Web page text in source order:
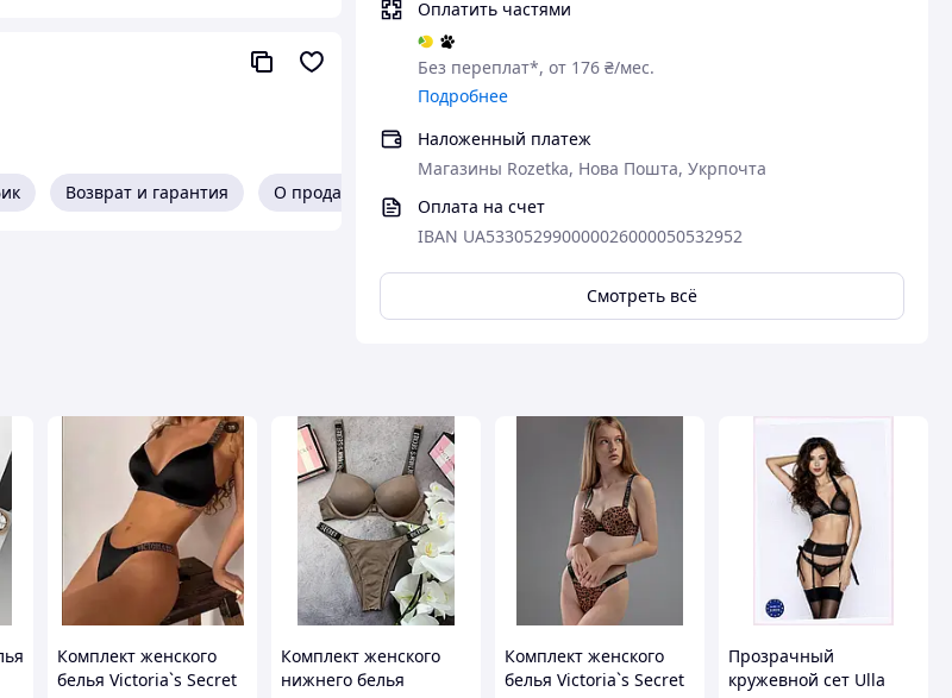
Оплатить частями
Без переплат*, от 176 ₴/мес.
Подробнее
Наложенный платеж
Магазины Rozetka, Нова Пошта, Укрпочта
Оплата на счет
IBAN UA533052990000026000050532952
Смотреть всё
Возврат и гарантия О продавце
Комплект женского
белья Victoria`s Secret
Комплект женского
нижнего белья
Комплект женского
белья Victoria`s Secret
Прозрачный
кружевной сет Ulla